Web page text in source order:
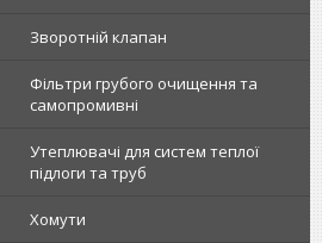
Зворотній клапан
Фільтри грубого очищення та
самопромивні
Утеплювачі для систем теплої
підлоги та труб
Хомути